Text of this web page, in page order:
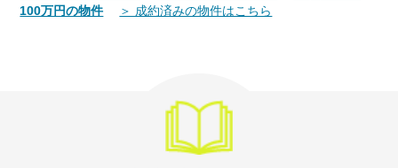
100万円の物件
＞ 成約済みの物件はこちら